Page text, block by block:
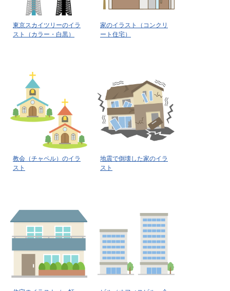
東京スカイツリーのイラ
スト（カラー・白黒）
家のイラスト（コンクリ
ート住宅）
教会（チャペル）のイラ
スト
地震で倒壊した家のイラ
スト